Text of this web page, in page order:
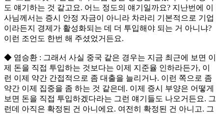
도 얘기하는 것 같고요. 어느 정도의 얘기일까요? 지난번에 이
사님께서는 증시 안정 자금이 아니라 차라리 기본적으로 기업
이라든지 경제가 활성화되는 데 더 투입해야 되는 거 아니냐?
이런 조언도 한번 해 주셨었거든요.
◆ 염승환 : 그래서 사실 중국 같은 경우는 지금 최근에 보면 이
제 돈을 직접 투입하는 것보다는 이제 지준율 인하라든가, 이
런 이제 약간 간접적으로 좀 대출을 늘리거나. 이런 쪽으로 좀
약간 이제 집중을 좀 하는 것 같은데. 이제 증시 부양은 어떻게
보면 돈을 직접 투입하겠다라는 그런 얘기들도 나오거든요. 그
런데 아직은 확정된 건 아니에요. 여전히 확정된 건 아니고. 그